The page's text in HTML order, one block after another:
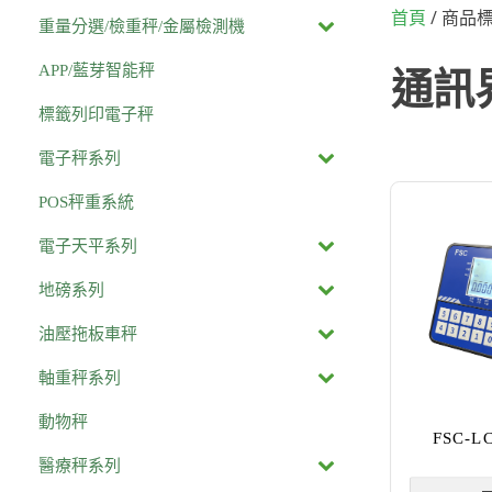
首頁 / 商品
通訊
FSC-
重量分選/檢重秤/金屬檢測機
APP/藍芽智能秤
標籤列印電子秤
電子秤系列
POS秤重系統
電子天平系列
地磅系列
油壓拖板車秤
軸重秤系列
動物秤
醫療秤系列